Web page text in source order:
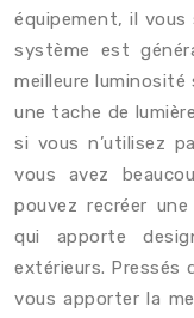
équipement, il
système est
meilleure
une tache de
si vous n’utilisez
vous avez
pouvez recréer
qui apporte
extérieurs. Pressés
vous apporter la